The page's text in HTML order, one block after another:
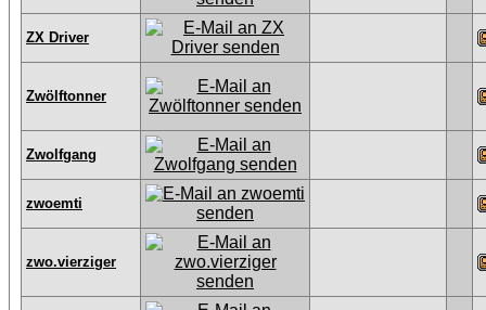
ZX Driver
Zwölftonner
Zwolfgang
zwoemti
zwo.vierziger